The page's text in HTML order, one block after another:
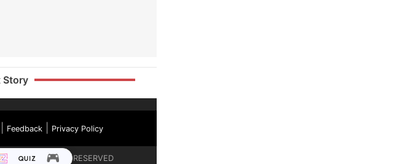
Story
Feedback| Privacy Policy
ALL RIGHTS RESERVED